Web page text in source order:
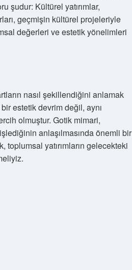
şudur: Kültürel yatırımlar,
geçmişin kültürel projeleriyle
değerleri ve estetik yönelimleri
nasıl şekillendiğini anlamak
estetik devrim değil, aynı
olmuştur. Gotik mimari,
anlaşılmasında önemli bir
yatırımların gelecekteki